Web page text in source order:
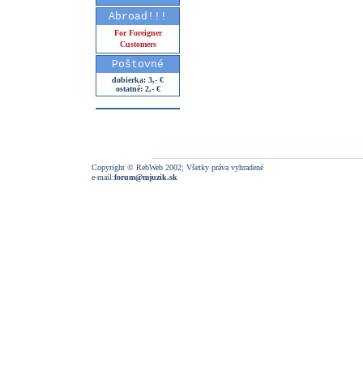
Abroad!!!
For Foreigner
Customers
Poštovné
dobierka: 3,- €
ostatné: 2,- €
Copyright © RebWeb 2002; Všetky práva vyhradené
e-mail:forum@mjuzik.sk